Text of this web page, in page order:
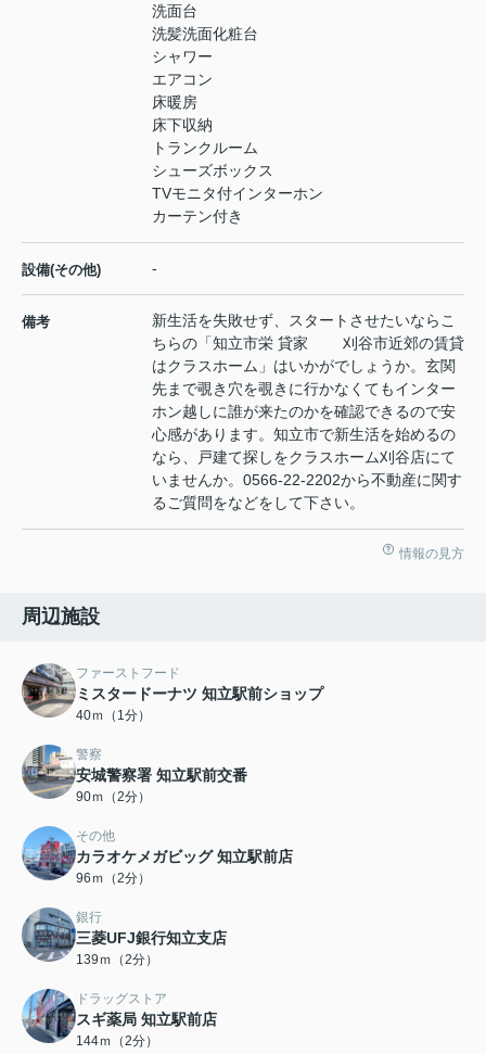
洗面台
洗髪洗面化粧台
シャワー
エアコン
床暖房
床下収納
トランクルーム
シューズボックス
TVモニタ付インターホン
カーテン付き
設備(その他) -
備考
新生活を失敗せず、スタートさせたいならこ
ちらの「知立市栄 貸家 刈谷市近郊の賃貸
はクラスホーム」はいかがでしょうか。玄関
先まで覗き穴を覗きに行かなくてもインター
ホン越しに誰が来たのかを確認できるので安
心感があります。知立市で新生活を始めるの
なら、戸建て探しをクラスホーム刈谷店にて
いませんか。0566-22-2202から不動産に関す
るご質問をなどをして下さい。
情報の見方
周辺施設
ファーストフード
ミスタードーナツ 知立駅前ショップ
40ｍ（1分）
警察
安城警察署 知立駅前交番
90ｍ（2分）
その他
カラオケメガビッグ 知立駅前店
96ｍ（2分）
銀行
三菱UFJ銀行知立支店
139ｍ（2分）
ドラッグストア
スギ薬局 知立駅前店
144ｍ（2分）